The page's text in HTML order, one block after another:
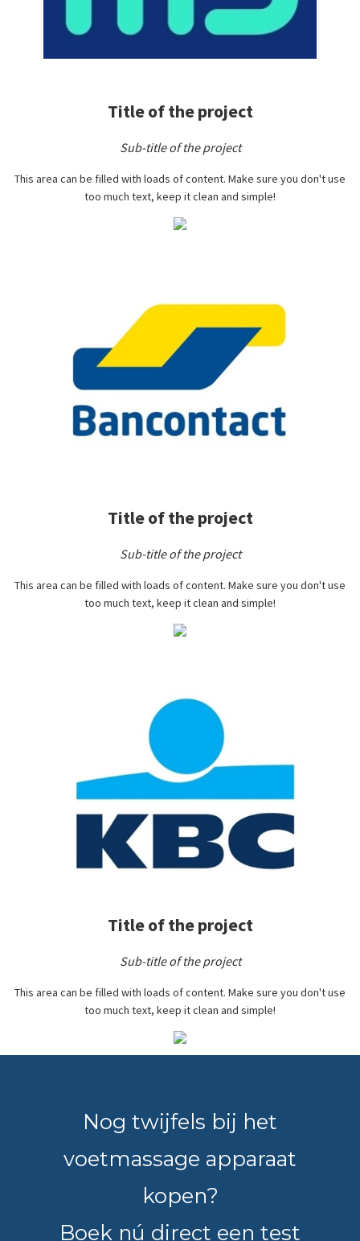
Title of the project
Sub-title of the project
This area can be filled with loads of content. Make sure you don't use
too much text, keep it clean and simple!
Title of the project
Sub-title of the project
This area can be filled with loads of content. Make sure you don't use
too much text, keep it clean and simple!
Title of the project
Sub-title of the project
This area can be filled with loads of content. Make sure you don't use
too much text, keep it clean and simple!
Nog twijfels bij het
voetmassage apparaat
kopen?
Boek nú direct een test